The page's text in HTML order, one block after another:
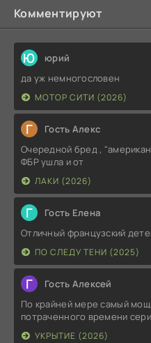
Комментируют
Ю юрий
да уж немногословен
МОТОР СИТИ (2026)
Г Гость Алекс
Очередной бред ,
ФБР ушла и от
ЛАКИ (2026)
Г Гость Елена
Отличный французский
ПО СЛЕДУ ТЕНИ (2025)
Г Гость Алексей
По крайней мере самый
потраченного времени
УКРЫТИЕ (2026)